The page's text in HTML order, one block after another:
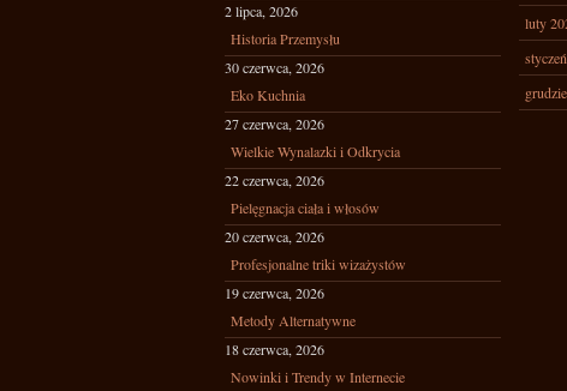
2 lipca, 2026
Historia Przemysłu
30 czerwca, 2026
Eko Kuchnia
27 czerwca, 2026
Wielkie Wynalazki i Odkrycia
22 czerwca, 2026
Pielęgnacja ciała i włosów
20 czerwca, 2026
Profesjonalne triki wizażystów
19 czerwca, 2026
Metody Alternatywne
18 czerwca, 2026
Nowinki i Trendy w Internecie
luty